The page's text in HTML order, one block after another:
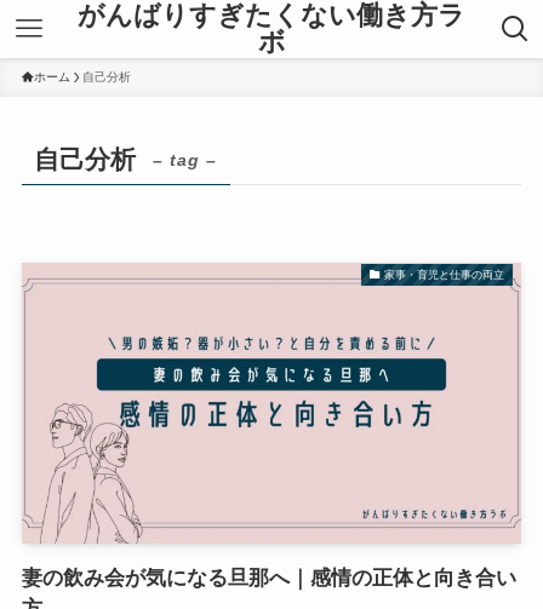
がんばりすぎたくない働き方ラ
ボ
ホーム 自己分析
自己分析 – tag –
家事・育児と仕事の両立
妻の飲み会が気になる旦那へ｜感情の正体と向き合い